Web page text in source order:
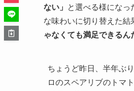
ない」
と選べる様にな
な味わいに切り替えた結
ゃなくても満足できるん
ちょうど昨日、半年ぶ
ロのスペアリブのトマ